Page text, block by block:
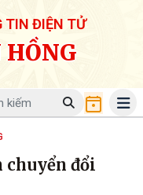
TIN ĐIỆN TỬ
HỒNG
chuyển đổi